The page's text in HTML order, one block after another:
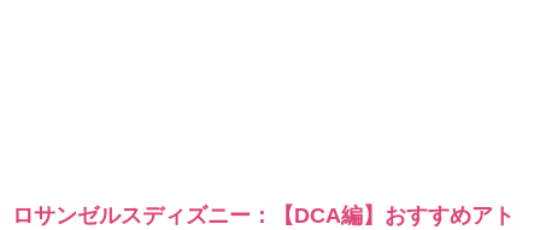
ロサンゼルスディズニー：【DCA編】おすすめアト